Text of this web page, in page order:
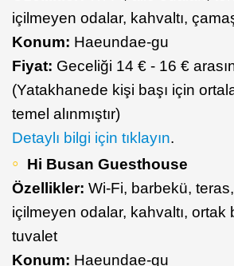
içilmeyen odalar, kahvaltı,
Konum: Haeundae-gu
Fiyat: Geceliği 14 € - 16 €
(Yatakhanede kişi başı için
temel alınmıştır)
Detaylı bilgi için tıklayın.
Hi Busan Guesthouse
Özellikler: Wi-Fi, barbekü,
içilmeyen odalar, kahvaltı, ortak
tuvalet
Konum: Haeundae-gu